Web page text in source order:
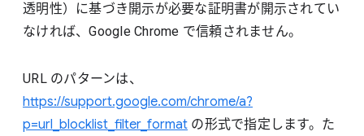
透明性）に基づき開示が必要な証明書が開示されてい
なければ、Google Chrome で信頼されません。
URL のパターンは、
https://support.google.com/chrome/a?
p=url_blocklist_filter_format の形式で指定します。た